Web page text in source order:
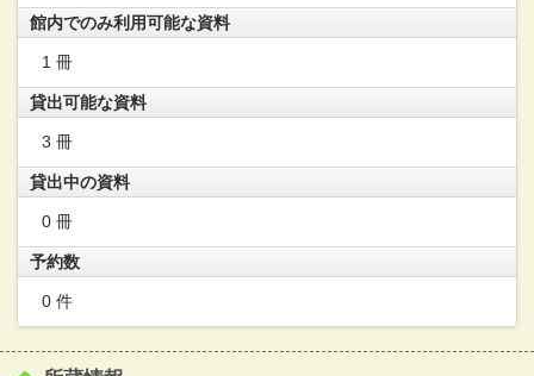
館内でのみ利用可能な資料
1 冊
貸出可能な資料
3 冊
貸出中の資料
0 冊
予約数
0 件